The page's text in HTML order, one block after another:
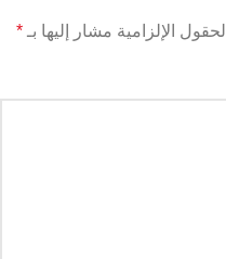
الحقول الإلزامية مشار إليها بـ *